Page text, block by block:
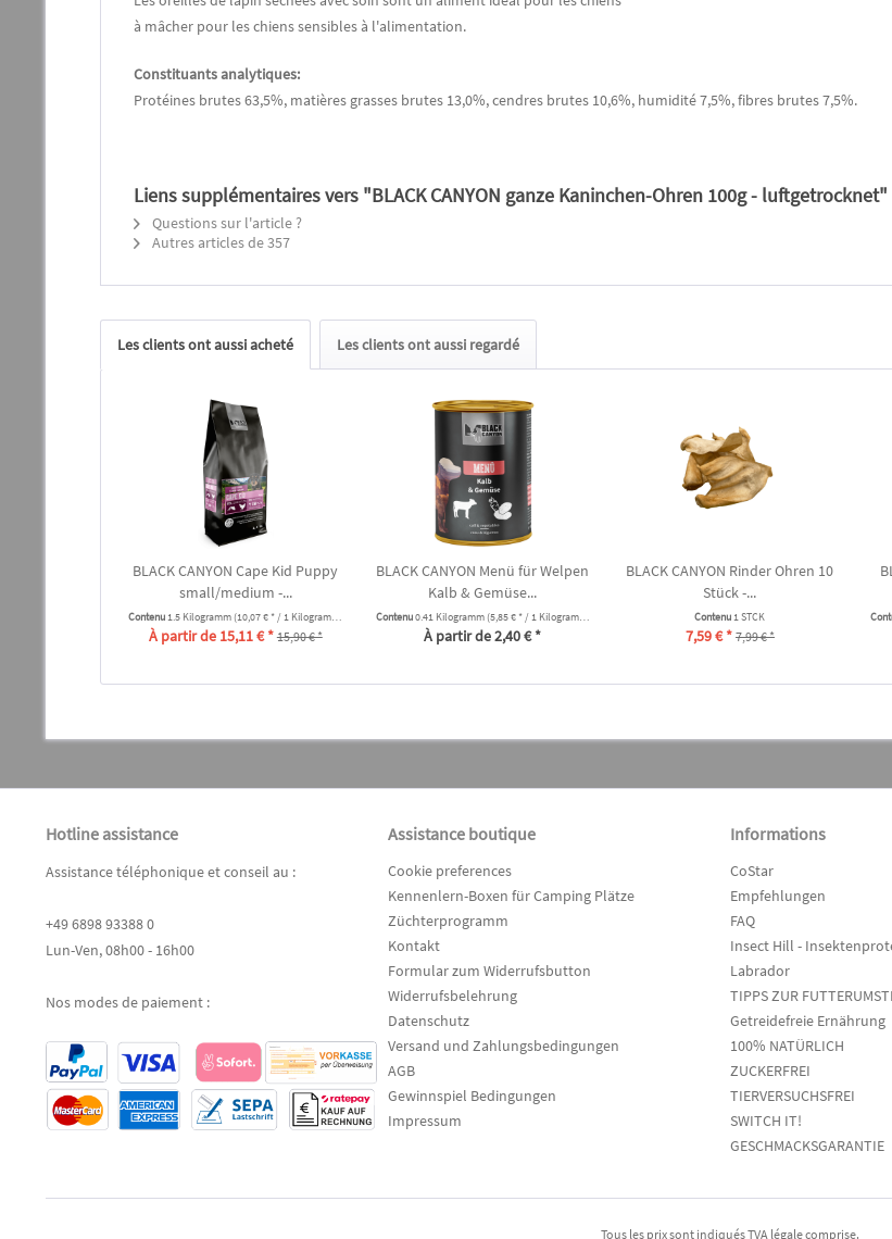
à mâcher pour les chiens sensibles à l'alimentation.
Constituants analytiques:
Protéines brutes 63,5%, matières grasses brutes 13,0%, cendres brutes 10,6%, humidité 7,5%, fibres brutes 7,5%.
Liens supplémentaires vers "BLACK CANYON ganze Kaninchen-Ohren 100g - luftgetrocknet"
Questions sur l'article ?
Autres articles de 357
Les clients ont aussi acheté Les clients ont aussi regardé
BLACK CANYON Cape Kid Puppy
small/medium -...
Contenu1.5 Kilogramm(10,07 € * / 1 Kilogramm)
À partir de 15,11 € * 15,90 € *
BLACK CANYON Menü für Welpen
Kalb & Gemüse...
Contenu0.41 Kilogramm(5,85 € * / 1 Kilogramm)
À partir de 2,40 € *
BLACK CANYON Rinder Ohren 10
Stück -...
Contenu1 STCK
7,59 € * 7,99 € *
Hotline assistance
Assistance téléphonique et conseil au :
+49 6898 93388 0
Lun-Ven, 08h00 - 16h00
Nos modes de paiement :
Assistance boutique
Cookie preferences
Kennenlern-Boxen für Camping Plätze
Züchterprogramm
Kontakt
Formular zum Widerrufsbutton
Widerrufsbelehrung
Datenschutz
Versand und Zahlungsbedingungen
AGB
Gewinnspiel Bedingungen
Impressum
Informations
CoStar
Empfehlungen
FAQ
Insect Hill -
Labrador
TIPPS ZUR
Getreidefreie Ernährung
100% NATÜRLICH
ZUCKERFREI
TIERVERSUCHSFREI
SWITCH IT!
GESCHMACKSGARANTIE
Tous les prix sont indiqués TVA légale comprise.